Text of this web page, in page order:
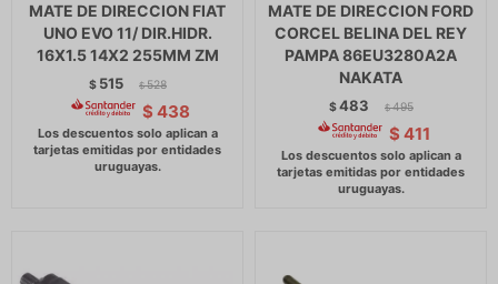
MATE DE DIRECCION FIAT
UNO EVO 11/ DIR.HIDR.
16X1.5 14X2 255MM ZM
$ 515 $ 528
$ 438
MATE DE DIRECCION FORD
CORCEL BELINA DEL REY
PAMPA 86EU3280A2A
NAKATA
$483 $ 495
$ 411